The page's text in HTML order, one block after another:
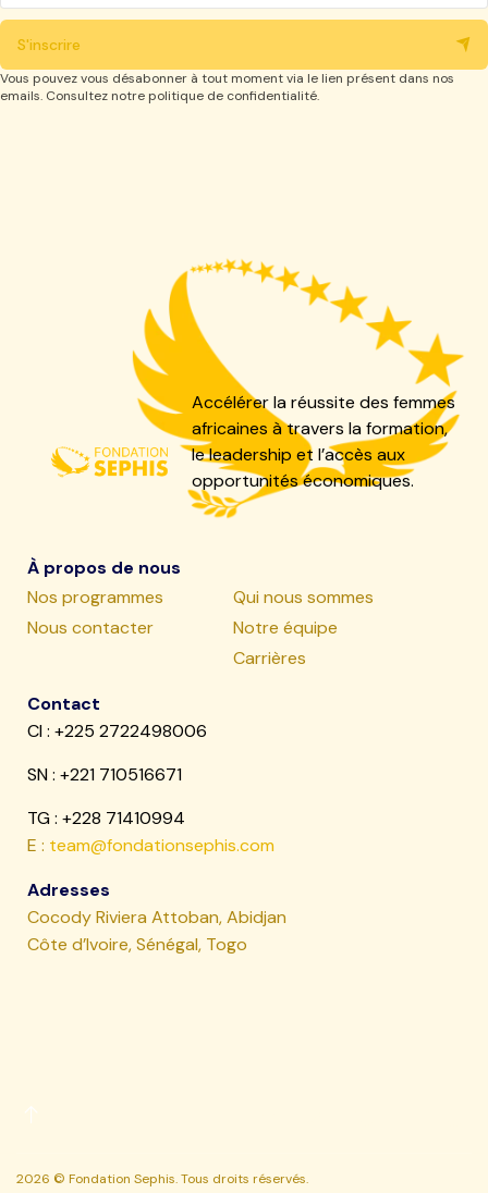
S'inscrire
Vous pouvez vous désabonner à tout moment via le lien présent dans nos
emails. Consultez notre politique de confidentialité.
Accélérer la réussite des femmes
africaines à travers la formation,
le leadership et l’accès aux
opportunités économiques.
À propos de nous
Nos programmes
Nous contacter
Qui nous sommes
Notre équipe
Carrières
Contact
CI : +225 2722498006
SN : +221 710516671
TG : +228 71410994
E : team@fondationsephis.com
Adresses
Cocody Riviera Attoban, Abidjan
Côte d’Ivoire, Sénégal, Togo
2026 © Fondation Sephis. Tous droits réservés.